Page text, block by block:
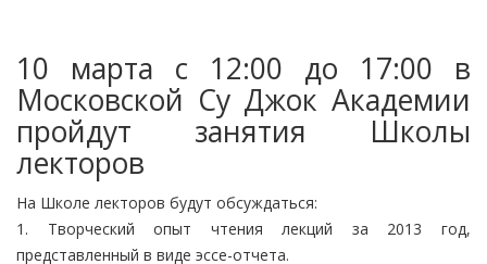
10 марта с 12:00 до 17:00 в
Московской Су Джок Академии
пройдут занятия Школы
лекторов
На Школе лекторов будут обсуждаться:
1. Творческий опыт чтения лекций за 2013 год,
представленный в виде эссе-отчета.